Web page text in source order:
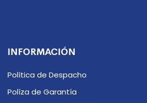
INFORMACIÓN
Política de Despacho
Políza de Garantía